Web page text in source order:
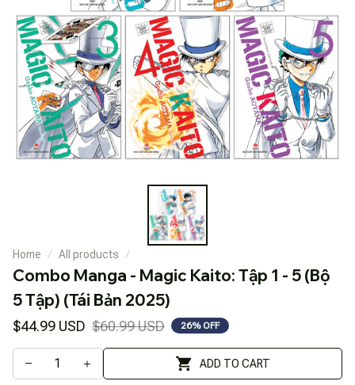
Home All products
Combo Manga - Magic Kaito: Tập 1 - 5 (Bộ
5 Tập) (Tái Bản 2025)
$44.99 USD $60.99 USD 26% OFF
ADD TO CART